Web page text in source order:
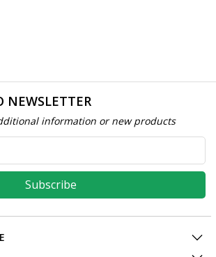
NEWSLETTER
information or new products
Subscribe